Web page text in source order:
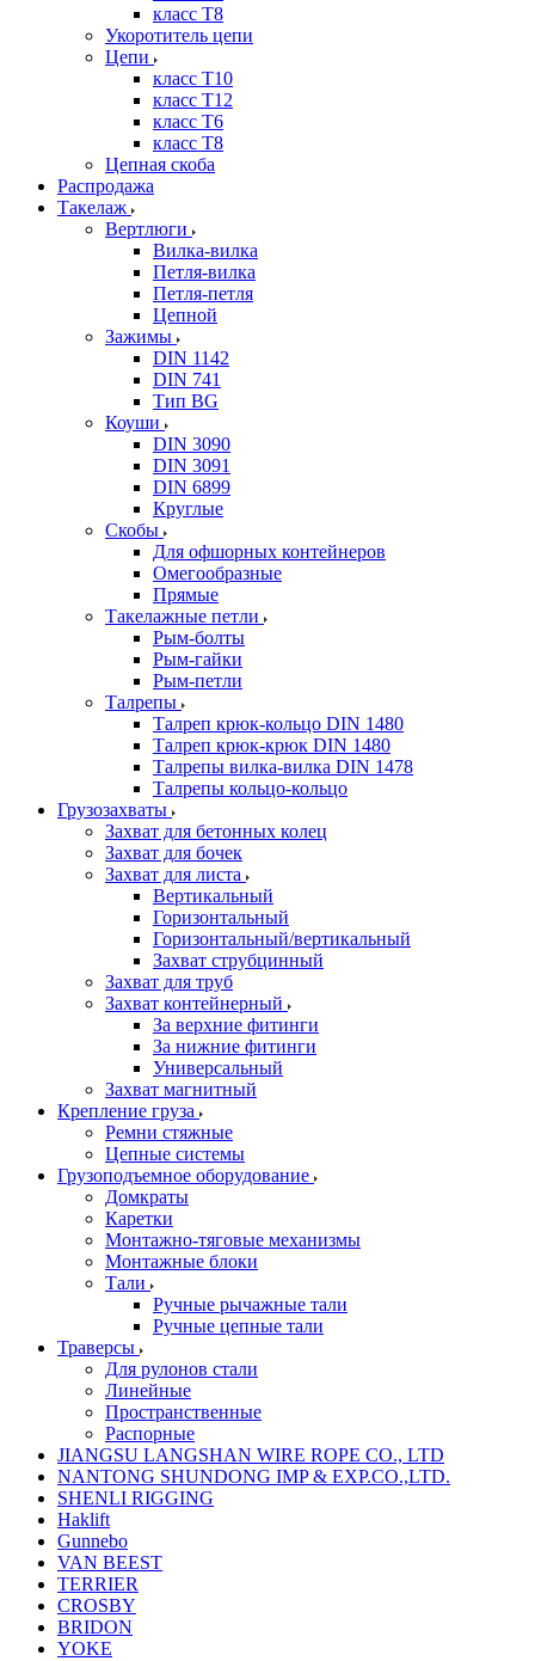
класс Т8
Укоротитель цепи
Цепи
класс Т10
класс Т12
класс Т6
класс Т8
Цепная скоба
Распродажа
Такелаж
Вертлюги
Вилка-вилка
Петля-вилка
Петля-петля
Цепной
Зажимы
DIN 1142
DIN 741
Тип BG
Коуши
DIN 3090
DIN 3091
DIN 6899
Круглые
Скобы
Для офшорных контейнеров
Омегообразные
Прямые
Такелажные петли
Рым-болты
Рым-гайки
Рым-петли
Талрепы
Талреп крюк-кольцо DIN 1480
Талреп крюк-крюк DIN 1480
Талрепы вилка-вилка DIN 1478
Талрепы кольцо-кольцо
Грузозахваты
Захват для бетонных колец
Захват для бочек
Захват для листа
Вертикальный
Горизонтальный
Горизонтальный/вертикальный
Захват струбцинный
Захват для труб
Захват контейнерный
За верхние фитинги
За нижние фитинги
Универсальный
Захват магнитный
Крепление груза
Ремни стяжные
Цепные системы
Грузоподъемное оборудование
Домкраты
Каретки
Монтажно-тяговые механизмы
Монтажные блоки
Тали
Ручные рычажные тали
Ручные цепные тали
Траверсы
Для рулонов стали
Линейные
Пространственные
Распорные
JIANGSU LANGSHAN WIRE ROPE CO., LTD
NANTONG SHUNDONG IMP & EXP.CO.,LTD.
SHENLI RIGGING
Haklift
Gunnebo
VAN BEEST
TERRIER
CROSBY
BRIDON
YOKE